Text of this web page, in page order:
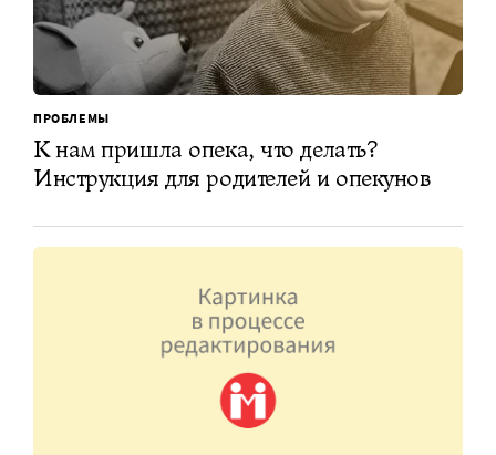
ПРОБЛЕМЫ
К нам пришла опека, что делать?
Инструкция для родителей и опекунов